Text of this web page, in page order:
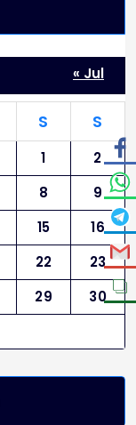
S S
1
2
8
9
15
16
22
23
29
30
« Jul